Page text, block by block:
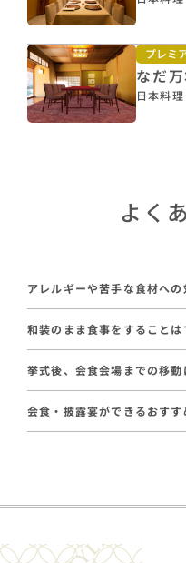
プレミ
なだ
日本料理
よく
アレルギーや苦手な食材への
【対応例】
・ご懐妊中の方への「生もの
和装のまま食事をすることは
挙式後、会食会場までの移動
会場の距離や参列人数に応
会食・披露宴ができるおす
【提携会場の一例】
・天麩羅会席 中清：〜28名